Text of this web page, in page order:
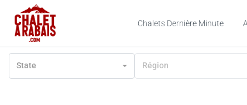
Chalets Dernière Minute
State Région